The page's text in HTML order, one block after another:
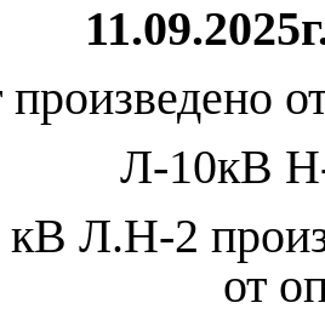
произведено
Л-10кВ
Л.Н-2
от